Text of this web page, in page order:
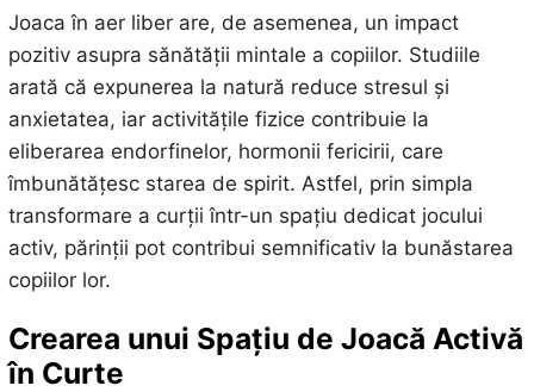
Joaca în aer liber are, de asemenea, un impact
pozitiv asupra sănătății mintale a copiilor. Studiile
arată că expunerea la natură reduce stresul și
anxietatea, iar activitățile fizice contribuie la
eliberarea endorfinelor, hormonii fericirii, care
îmbunătățesc starea de spirit. Astfel, prin simpla
transformare a curții într-un spațiu dedicat jocului
activ, părinții pot contribui semnificativ la bunăstarea
copiilor lor.
Crearea unui Spațiu de Joacă Activă
în Curte